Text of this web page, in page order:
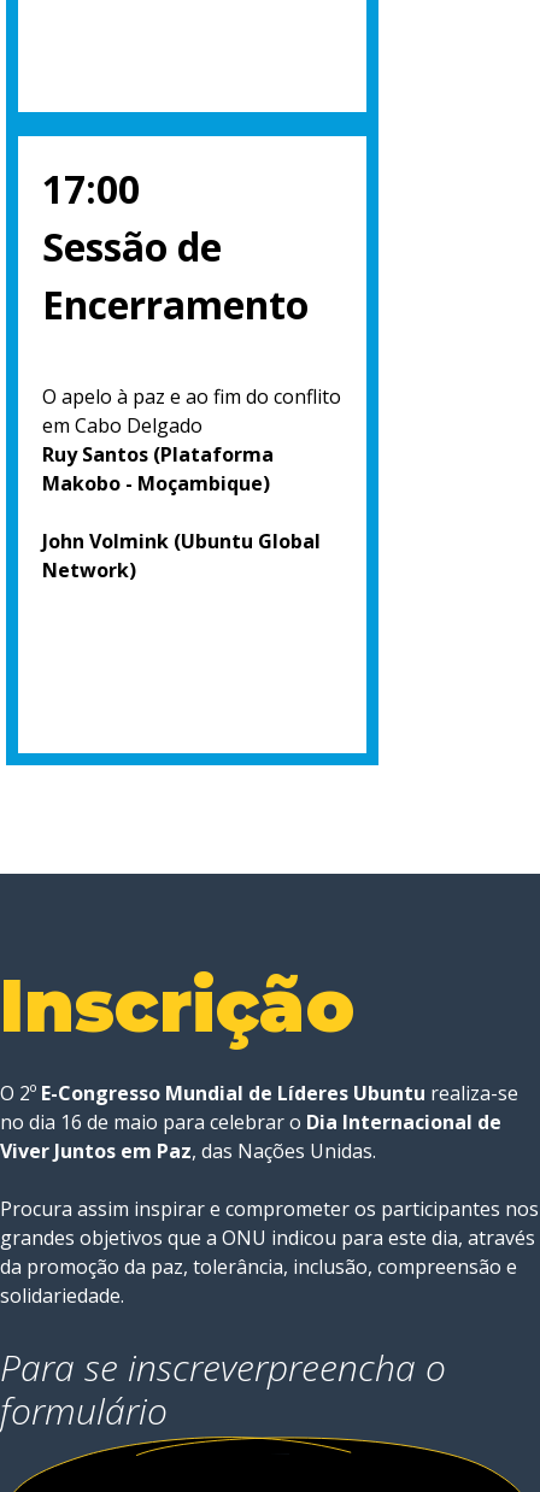
17:00
Sessão de
Encerramento
O apelo à paz e ao fim do conflito
em Cabo Delgado
Ruy Santos (Plataforma
Makobo - Moçambique)
John Volmink (Ubuntu Global
Network)
Inscrição
O 2º E-Congresso Mundial de Líderes Ubuntu realiza-se
no dia 16 de maio para celebrar o Dia Internacional de
Viver Juntos em Paz, das Nações Unidas.
Procura assim inspirar e comprometer os participantes nos
grandes objetivos que a ONU indicou para este dia, através
da promoção da paz, tolerância, inclusão, compreensão e
solidariedade.
Para se inscreverpreencha o
formulário